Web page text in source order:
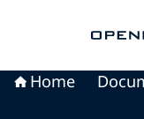
Home